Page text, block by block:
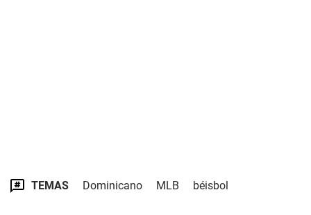
TEMAS Dominicano MLB béisbol